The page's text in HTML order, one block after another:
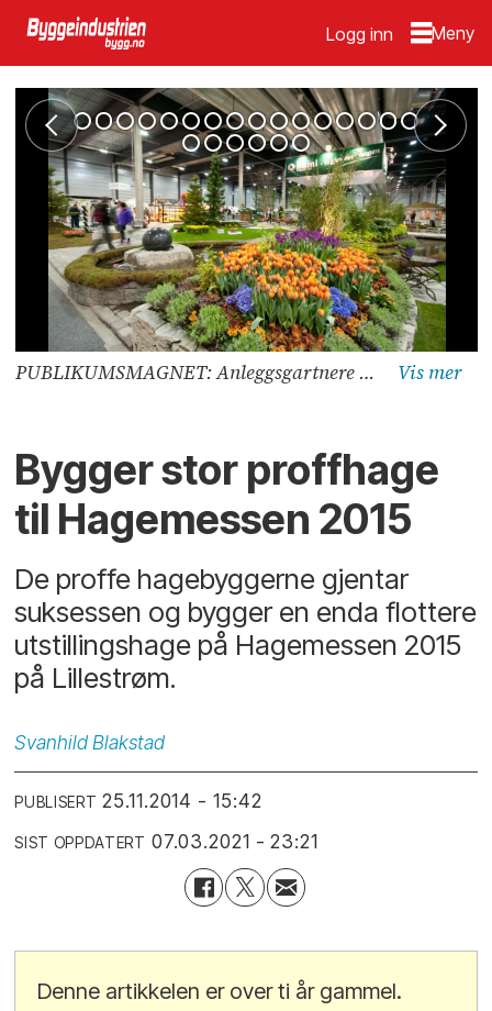
Logg inn
PUBLIKUMSMAGNET: Anleggsgartnere i Naml Øst og en rekke samarbeidspartnere skal vise hvordan en fagmessig hage kan utføres med bruk av ulike materialer og planter. Her fra utstillingshagen på Hagemessen i 2014, som ble en stor publikumssuksess. (Foto: Trond Joelson)
Bygger stor proffhage
til Hagemessen 2015
De proffe hagebyggerne gjentar
suksessen og bygger en enda flottere
utstillingshage på Hagemessen 2015
på Lillestrøm.
Svanhild Blakstad
PUBLISERT 25.11.2014 - 15:42
SIST OPPDATERT 07.03.2021 - 23:21
Denne artikkelen er over ti år gammel.